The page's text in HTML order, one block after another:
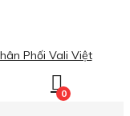
0